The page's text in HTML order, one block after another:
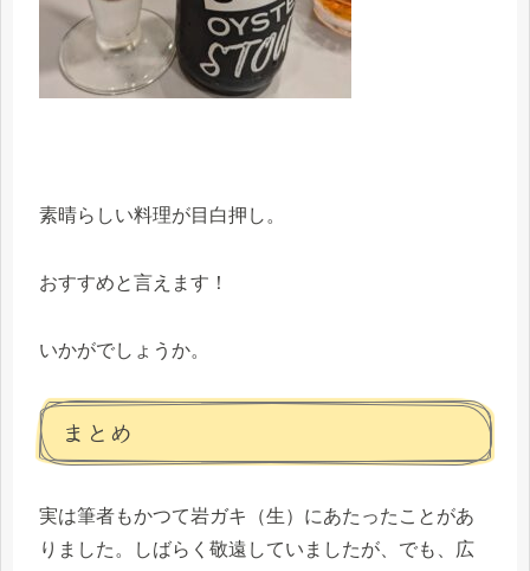
素晴らしい料理が目白押し。
おすすめと言えます！
いかがでしょうか。
まとめ
実は筆者もかつて岩ガキ（生）にあたったことがあ
りました。しばらく敬遠していましたが、でも、広